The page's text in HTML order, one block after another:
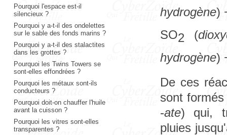
Pourquoi l'espace est-il
silencieux ?
Pourquoi y a-t-il des ondelettes
sur le sable des fonds marins ?
Pourquoi y a-t-il des stalactites
dans les grottes ?
Pourquoi les Twins Towers se
sont-elles effondrées ?
Pourquoi les métaux sont-ils
conducteurs ?
Pourquoi doit-on chauffer l'huile
avant la cuisson ?
Pourquoi les vitres sont-elles
transparentes ?
hydrogène)
SO2 (
hydrogène)
De ces
sont
-ate) qui,
pluies